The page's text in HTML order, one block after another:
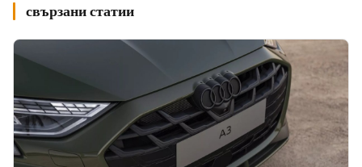
свързани статии